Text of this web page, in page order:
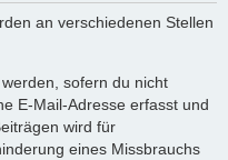
an verschiedenen Stellen
sofern du nicht
E-Mail-Adresse erfasst und
wird für
eines Missbrauchs